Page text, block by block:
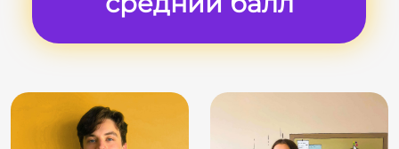
средний балл